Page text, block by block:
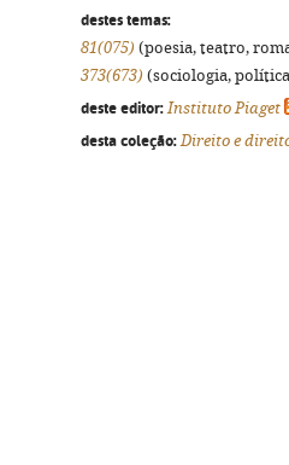
destes temas:
81(075) (poesia, teatro,
373(673) (sociologia,
deste editor: Instituto Piaget
desta coleção: Direito e